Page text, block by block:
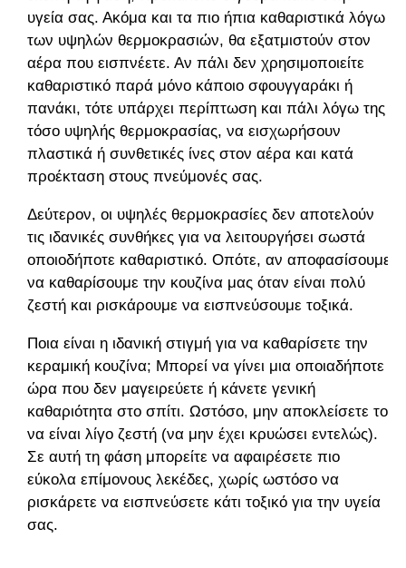
υγεία σας. Ακόμα και τα πιο ήπια καθαριστικά λόγω
των υψηλών θερμοκρασιών, θα εξατμιστούν στον
αέρα που εισπνέετε. Αν πάλι δεν χρησιμοποιείτε
καθαριστικό παρά μόνο κάποιο σφουγγαράκι ή
πανάκι, τότε υπάρχει περίπτωση και πάλι λόγω της
τόσο υψηλής θερμοκρασίας, να εισχωρήσουν
πλαστικά ή συνθετικές ίνες στον αέρα και κατά
προέκταση στους πνεύμονές σας.
Δεύτερον, οι υψηλές θερμοκρασίες δεν αποτελούν
τις ιδανικές συνθήκες για να λειτουργήσει σωστά
οποιοδήποτε καθαριστικό. Οπότε, αν αποφασίσουμε
να καθαρίσουμε την κουζίνα μας όταν είναι πολύ
ζεστή και ρισκάρουμε να εισπνεύσουμε τοξικά.
Ποια είναι η ιδανική στιγμή για να καθαρίσετε την
κεραμική κουζίνα; Μπορεί να γίνει μια οποιαδήποτε
ώρα που δεν μαγειρεύετε ή κάνετε γενική
καθαριότητα στο σπίτι. Ωστόσο, μην αποκλείσετε το
να είναι λίγο ζεστή (να μην έχει κρυώσει εντελώς).
Σε αυτή τη φάση μπορείτε να αφαιρέσετε πιο
εύκολα επίμονους λεκέδες, χωρίς ωστόσο να
ρισκάρετε να εισπνεύσετε κάτι τοξικό για την υγεία
σας.